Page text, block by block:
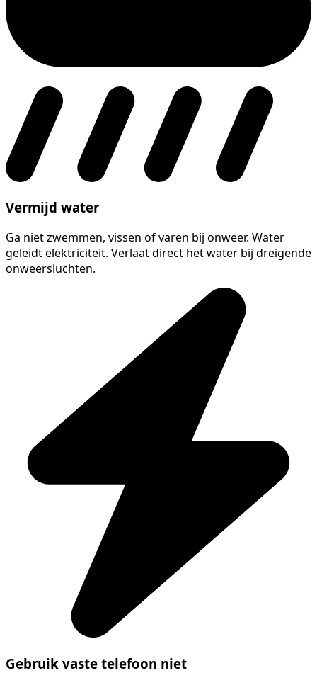
Vermijd water
Ga niet zwemmen, vissen of varen bij onweer. Water
geleidt elektriciteit. Verlaat direct het water bij dreigende
onweersluchten.
Gebruik vaste telefoon niet